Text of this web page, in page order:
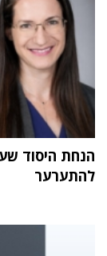
הנחת היסוד
להתערער